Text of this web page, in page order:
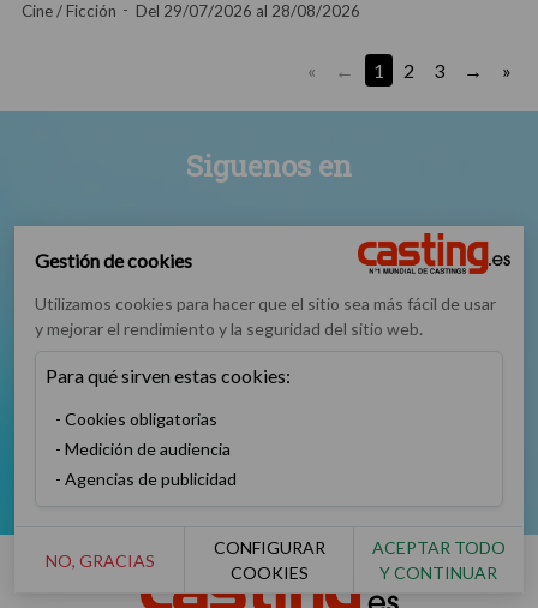
Cine / Ficción Del 29/07/2026 al 28/08/2026
« 1 2 3 »
Siguenos en
Facebook Instagram
YouTube
Gestión de cookies
Utilizamos cookies para hacer que el sitio sea más fácil de usar
y mejorar el rendimiento y la seguridad del sitio web.
Para qué sirven estas cookies:
Cookies obligatorias
Medición de audiencia
Agencias de publicidad
NO, GRACIAS
CONFIGURAR
COOKIES
ACEPTAR TODO
Y CONTINUAR